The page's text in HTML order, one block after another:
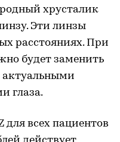
хрусталик
Эти линзы
расстояниях. При
будет заменить
актуальными
глаза.
всех пациентов